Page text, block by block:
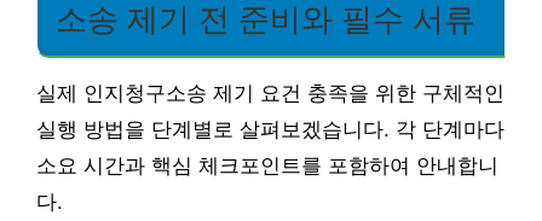
소송 제기 전 준비와 필수 서류
실제 인지청구소송 제기 요건 충족을 위한 구체적인
실행 방법을 단계별로 살펴보겠습니다. 각 단계마다
소요 시간과 핵심 체크포인트를 포함하여 안내합니
다.